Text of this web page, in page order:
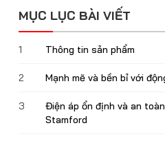
MỤC LỤC BÀI VIẾT
1 Thông tin sản phẩm
2 Mạnh mẽ và bền bỉ với
3
Điện áp ổn định và an
Stamford